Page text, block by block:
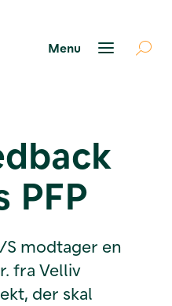
PFP
S modtager en
fra Velliv
der skal